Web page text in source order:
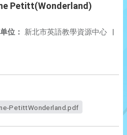
Petitt(Wonderland)
位： 新北市英語教學資源中心 |
PetittWonderland.pdf